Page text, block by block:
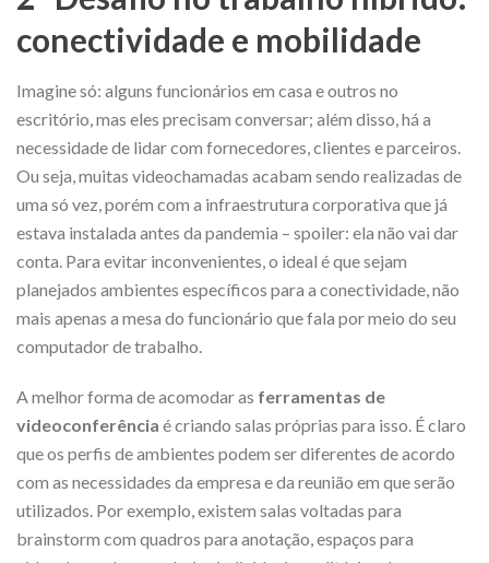
conectividade e mobilidade
Imagine só: alguns funcionários em casa e outros no
escritório, mas eles precisam conversar; além disso, há a
necessidade de lidar com fornecedores, clientes e parceiros.
Ou seja, muitas videochamadas acabam sendo realizadas de
uma só vez, porém com a infraestrutura corporativa que já
estava instalada antes da pandemia – spoiler: ela não vai dar
conta. Para evitar inconvenientes, o ideal é que sejam
planejados ambientes específicos para a conectividade, não
mais apenas a mesa do funcionário que fala por meio do seu
computador de trabalho.
A melhor forma de acomodar as ferramentas de
videoconferência é criando salas próprias para isso. É claro
que os perfis de ambientes podem ser diferentes de acordo
com as necessidades da empresa e da reunião em que serão
utilizados. Por exemplo, existem salas voltadas para
brainstorm com quadros para anotação, espaços para